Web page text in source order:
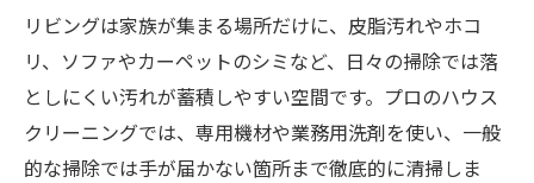
見積もり時に確認すべきポイント
ハウスクリーニング依頼前の準備リスト
トラブル回避のための契約時注意点
リビングは家族が集まる場所だけに、皮脂汚れやホコ
リ、ソファやカーペットのシミなど、日々の掃除では落
としにくい汚れが蓄積しやすい空間です。プロのハウス
クリーニングでは、専用機材や業務用洗剤を使い、一般
的な掃除では手が届かない箇所まで徹底的に清掃しま